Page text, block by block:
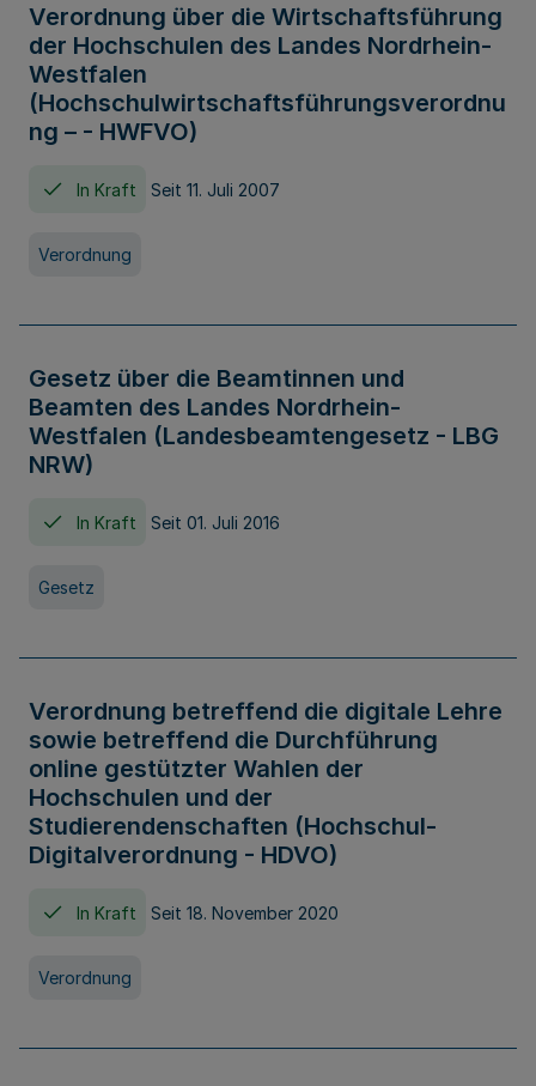
Verordnung über die Wirtschaftsführung
der Hochschulen des Landes Nordrhein-
Westfalen
(Hochschulwirtschaftsführungsverordnu
ng – - HWFVO)
In Kraft Seit 11. Juli 2007
Verordnung
Gesetz über die Beamtinnen und
Beamten des Landes Nordrhein-
Westfalen (Landesbeamtengesetz - LBG
NRW)
In Kraft Seit 01. Juli 2016
Gesetz
Verordnung betreffend die digitale Lehre
sowie betreffend die Durchführung
online gestützter Wahlen der
Hochschulen und der
Studierendenschaften (Hochschul-
Digitalverordnung - HDVO)
In Kraft Seit 18. November 2020
Verordnung